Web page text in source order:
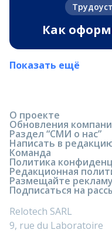
Как
Показать ещё
О проекте
Обновления
Раздел “СМИ о нас”
Написать в
Команда
Политика
Редакционная
Размещайте
Подписаться на
Relotech SARL
9, rue du Laboratoire